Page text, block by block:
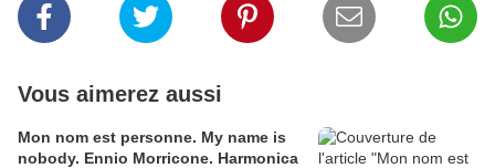
Vous aimerez aussi
Mon nom est personne. My name is
nobody. Ennio Morricone. Harmonica